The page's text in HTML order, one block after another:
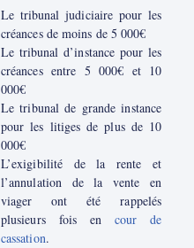
Le tribunal judiciaire pour les
créances de moins de 5 000€
Le tribunal d’instance pour les
créances entre 5 000€ et 10
000€
Le tribunal de grande instance
pour les litiges de plus de 10
000€
L’exigibilité de la rente et
l’annulation de la vente en
viager ont été rappelés
plusieurs fois en cour de
cassation.